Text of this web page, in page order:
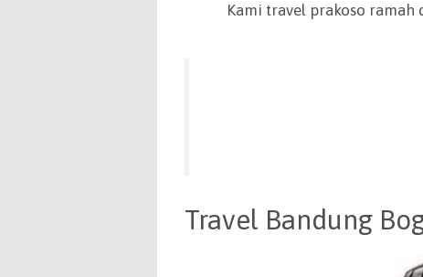
Kami travel prakoso
Travel Bandung